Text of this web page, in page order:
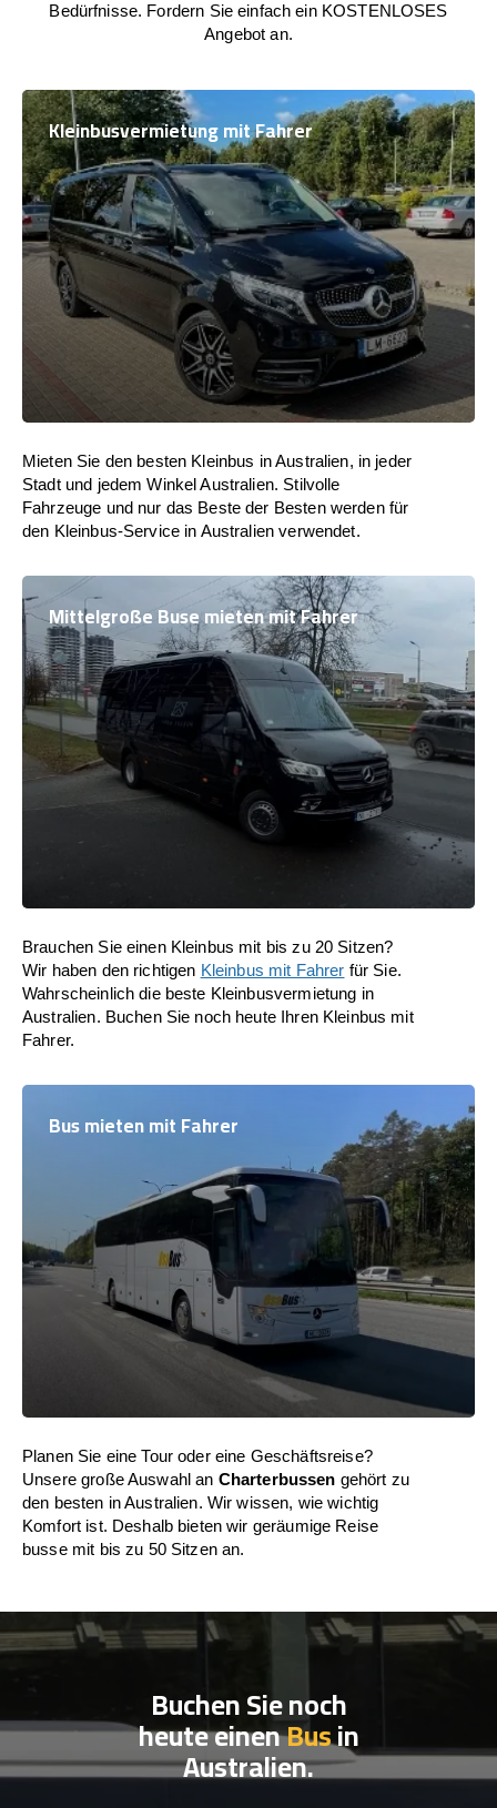
Bedürfnisse. Fordern Sie einfach ein KOSTENLOSES
Angebot an.
Kleinbusvermietung mit Fahrer
Mieten Sie den besten Kleinbus in Australien, in jeder
Stadt und jedem Winkel Australien. Stilvolle
Fahrzeuge und nur das Beste der Besten werden für
den Kleinbus-Service in Australien verwendet.
Mittelgroße Buse mieten mit Fahrer
Brauchen Sie einen Kleinbus mit bis zu 20 Sitzen?
Wir haben den richtigen Kleinbus mit Fahrer für Sie.
Wahrscheinlich die beste Kleinbusvermietung in
Australien. Buchen Sie noch heute Ihren Kleinbus mit
Fahrer.
Bus mieten mit Fahrer
Planen Sie eine Tour oder eine Geschäftsreise?
Unsere große Auswahl an Charterbussen gehört zu
den besten in Australien. Wir wissen, wie wichtig
Komfort ist. Deshalb bieten wir geräumige Reise
busse mit bis zu 50 Sitzen an.
Buchen Sie noch
heute einenBusin
Australien.